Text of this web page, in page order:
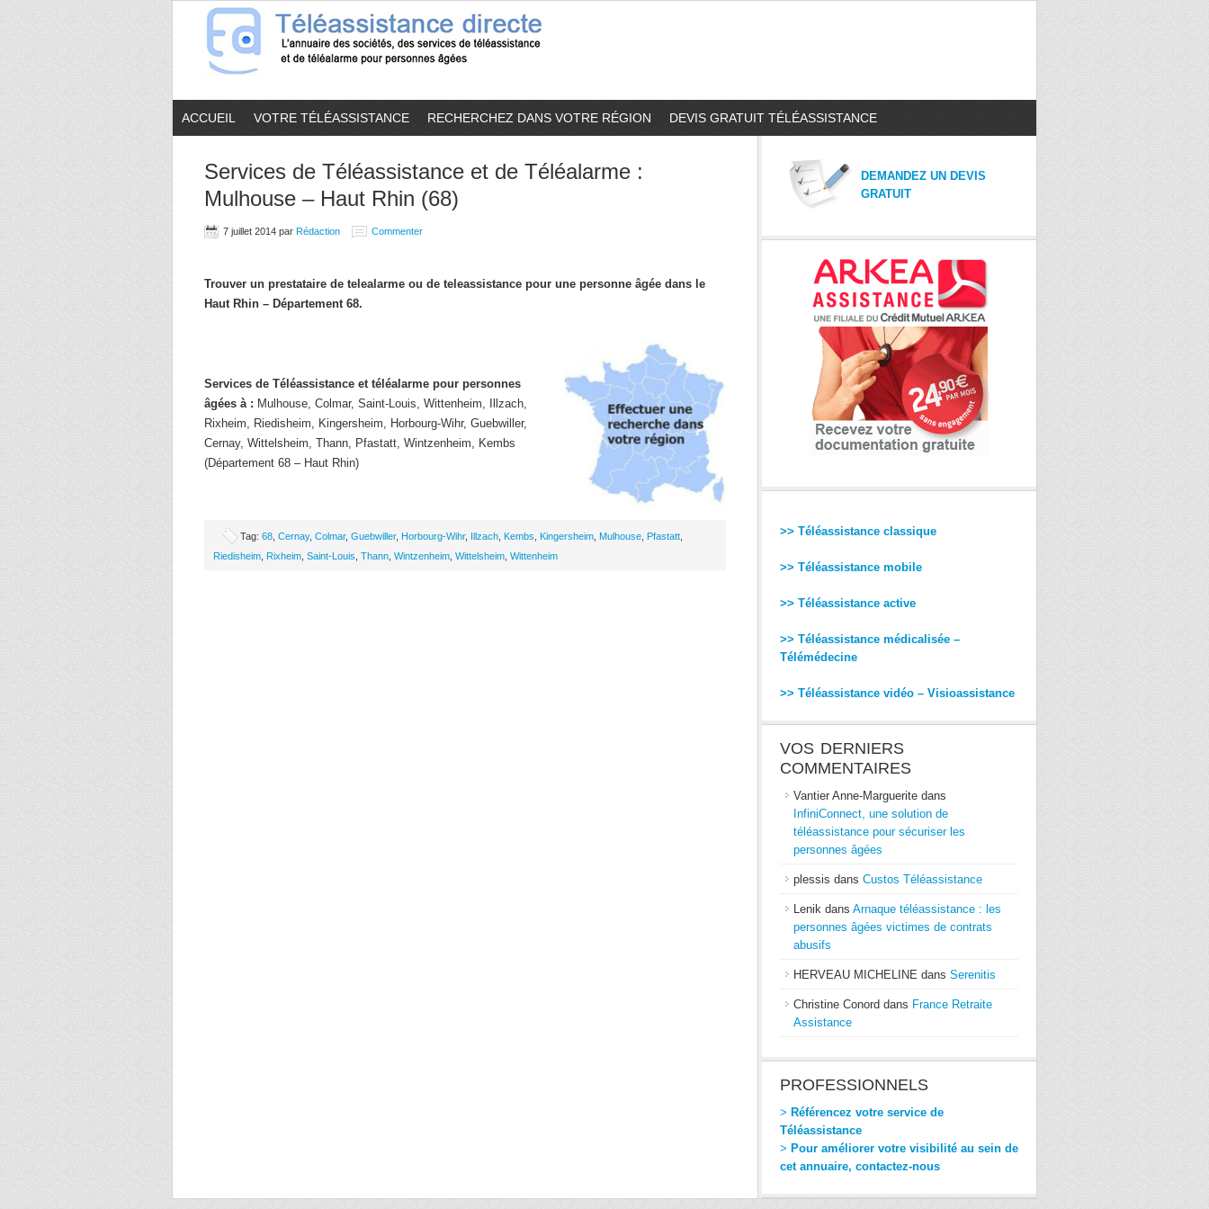
ACCUEIL VOTRE TÉLÉASSISTANCE RECHERCHEZ DANS VOTRE RÉGION DEVIS GRATUIT TÉLÉASSISTANCE
Services de Téléassistance et de Téléalarme :
Mulhouse – Haut Rhin (68)
7 juillet 2014 par Rédaction Commenter
Trouver un prestataire de telealarme ou de teleassistance pour une personne âgée dans le
Haut Rhin – Département 68.
Services de Téléassistance et téléalarme pour personnes
âgées à : Mulhouse, Colmar, Saint-Louis, Wittenheim, Illzach,
Rixheim, Riedisheim, Kingersheim, Horbourg-Wihr, Guebwiller,
Cernay, Wittelsheim, Thann, Pfastatt, Wintzenheim, Kembs
(Département 68 – Haut Rhin)
Tag: 68 Cernay, Colmar, Guebwiller, Horbourg-Wihr, Illzach Kembs Kingersheim Mulhouse Pfastatt
Riedisheim Rixheim Saint-Louis Thann Wintzenheim Wittelsheim Wittenheim
DEMANDEZ UN DEVIS
GRATUIT
>> Téléassistance classique
>> Téléassistance mobile
>> Téléassistance active
>> Téléassistance médicalisée –
Télémédecine
>> Téléassistance vidéo – Visioassistance
VOS DERNIERS
COMMENTAIRES
Vantier Anne-Marguerite dans
InfiniConnect, une solution de
téléassistance pour sécuriser les
personnes âgées
plessis dans Custos Téléassistance
Lenik dans Arnaque téléassistance : les
personnes âgées victimes de contrats
abusifs
HERVEAU MICHELINE dans Serenitis
Christine Conord dans France Retraite
Assistance
PROFESSIONNELS
> Référencez votre service de
Téléassistance
> Pour améliorer votre visibilité au sein de
cet annuaire, contactez-nous